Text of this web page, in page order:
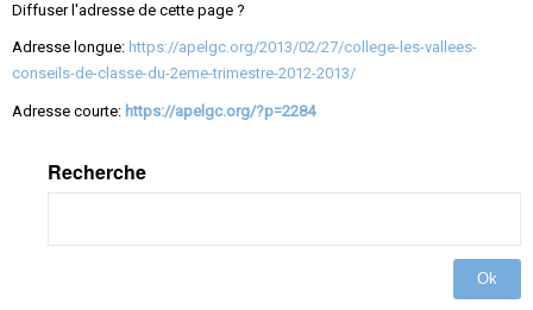
Diffuser l'adresse de cette page ?
Adresse longue: https://apelgc.org/2013/02/27/college-les-vallees-
conseils-de-classe-du-2eme-trimestre-2012-2013/
Adresse courte: https://apelgc.org/?p=2284
Recherche
Ok